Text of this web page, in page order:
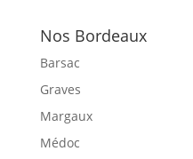
Nos Bordeaux
Barsac
Graves
Margaux
Médoc